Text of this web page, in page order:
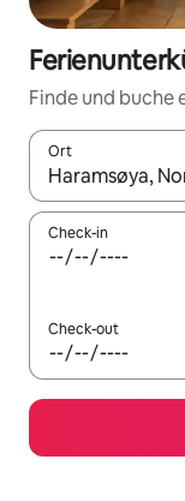
Finde und
Ort
Wenn
Check-in
Check-out